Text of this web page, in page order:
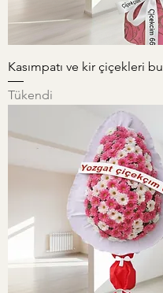
Kasımpatı ve kir çiçekleri
Tükendi